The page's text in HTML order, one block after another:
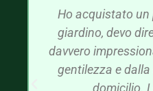
Ho acquistato
giardino, devo
davvero
gentilezza e
domicilio.